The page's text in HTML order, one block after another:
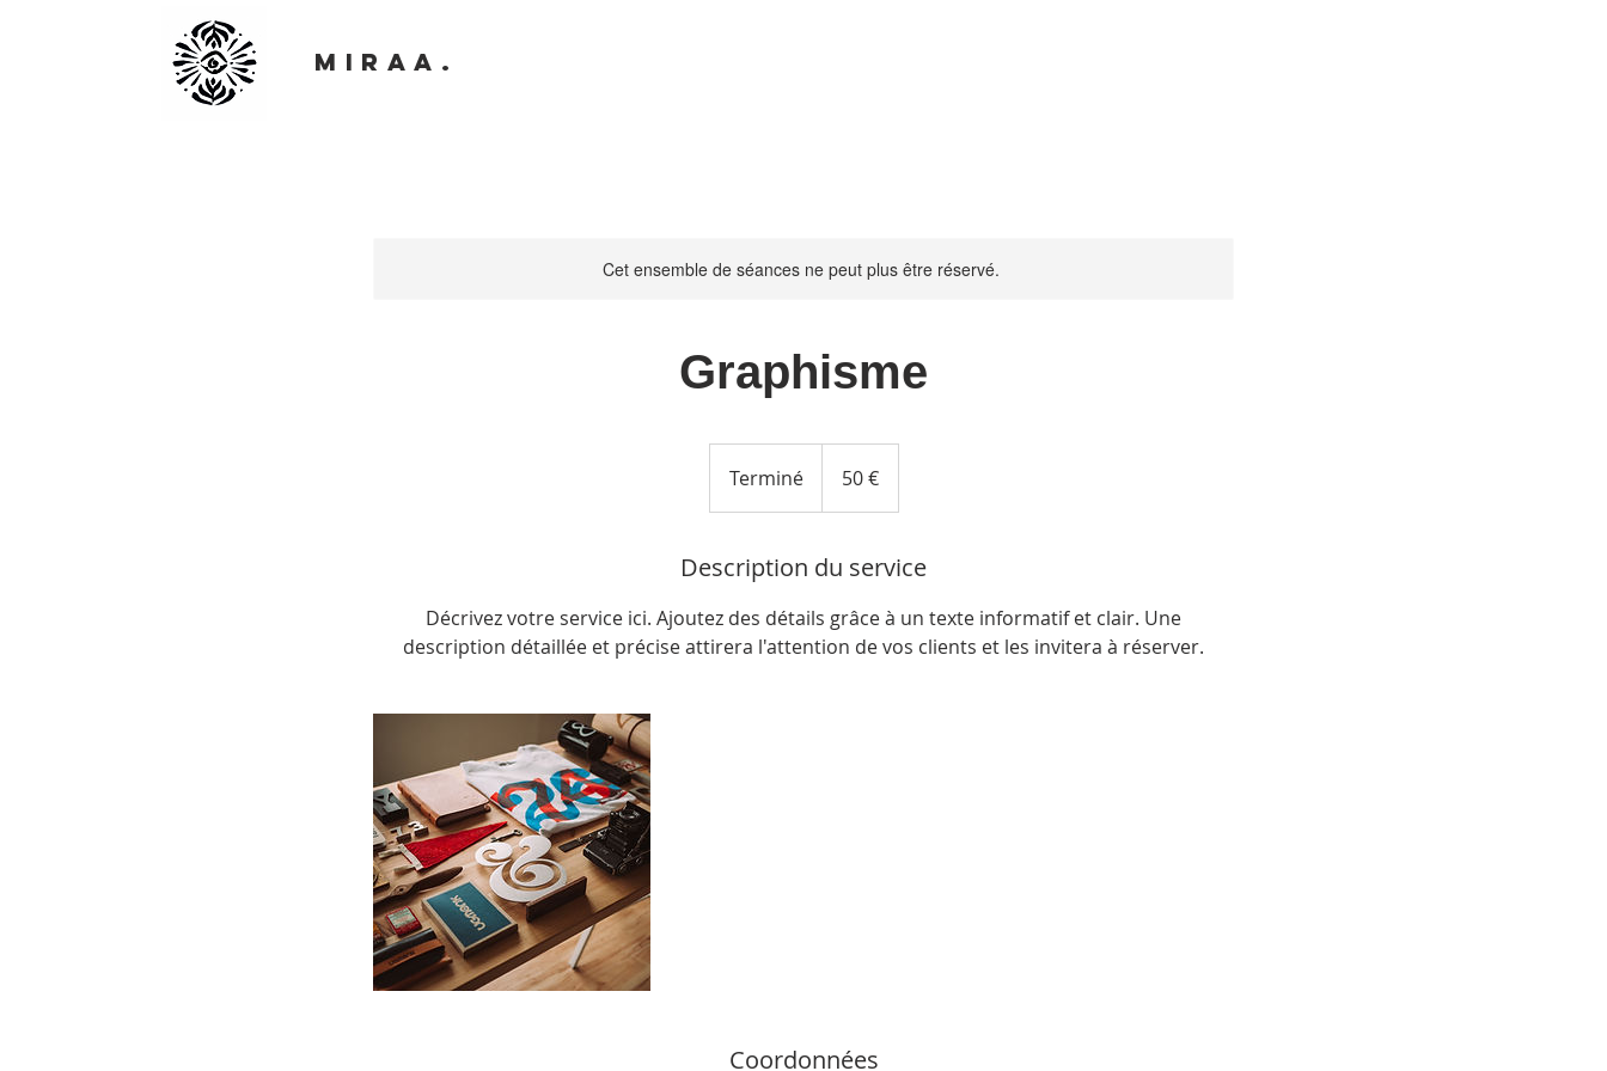
MIRAA.
Cet ensemble de séances ne peut plus être réservé.
Graphisme
TerminéT
e
m
n
é
50 €
Description du service
Décrivez votre service ici. Ajoutez des détails grâce à un texte informatif et clair. Une
description détaillée et précise attirera l'attention de vos clients et les invitera à réserver.
Coordonnées